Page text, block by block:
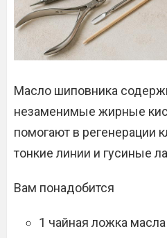
Масло шиповника
незаменимые жирные
помогают в регенерации
тонкие линии и гусиные
Вам понадобится
1 чайная ложка